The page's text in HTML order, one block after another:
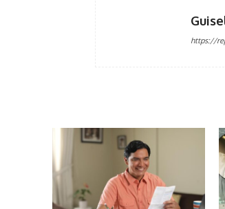
https://